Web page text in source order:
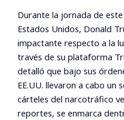
Durante la jornada de
Estados Unidos, Donald
impactante respecto a la
través de su plataforma
detalló que bajo sus
EE.UU. llevaron a cabo
cárteles del narcotráfico
reportes, se enmarca